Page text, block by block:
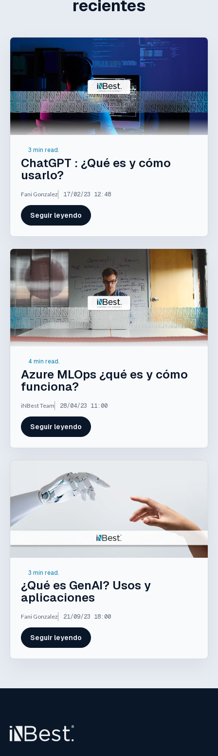
recientes
3 min read.
ChatGPT : ¿Qué es y cómo
usarlo?
Fani Gonzalez 17/02/23 12:48
Seguir leyendo
4 min read.
Azure MLOps ¿qué es y cómo
funciona?
iNBest Team 28/04/23 11:00
Seguir leyendo
3 min read.
¿Qué es GenAI? Usos y
aplicaciones
Fani Gonzalez 21/09/23 18:00
Seguir leyendo